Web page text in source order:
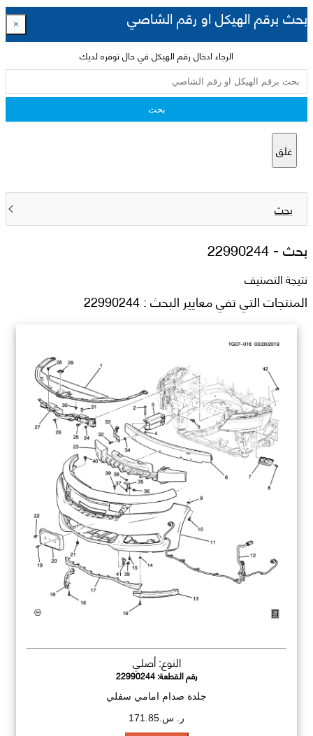
بحث برقم الهيكل او رقم الشاصي ×
الرجاء ادخال رقم الهيكل في حال توفره لديك
بحث
غلق
بحث
بحث -22990244
نتيجة التصنيف
المنتجات التي تفي معايير البحث : 22990244
النوع: أصلي
رقم القطعة:22990244
جلدة صدام امامي سفلي
ر. س.171.85